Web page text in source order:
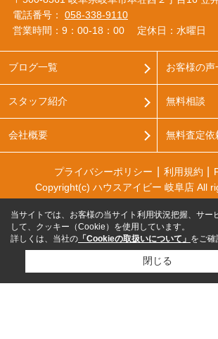
電話番号： 058-338-9110
営業時間：9：00‐18：00
定休日：水曜日
ブログ一覧
スタッフ紹介
会社概要
お客様の声
無料相談
無料査定依
プライバシーポリシー 利用規約
Copyright(c) ハウスアイビー 岐阜店 All
当サイトでは、お客様の当サイト利用状況把握、サー
して、クッキー（Cookie）を使用しています。
詳しくは、当社の 「Cookieの取扱いについて」 をご確
閉じる